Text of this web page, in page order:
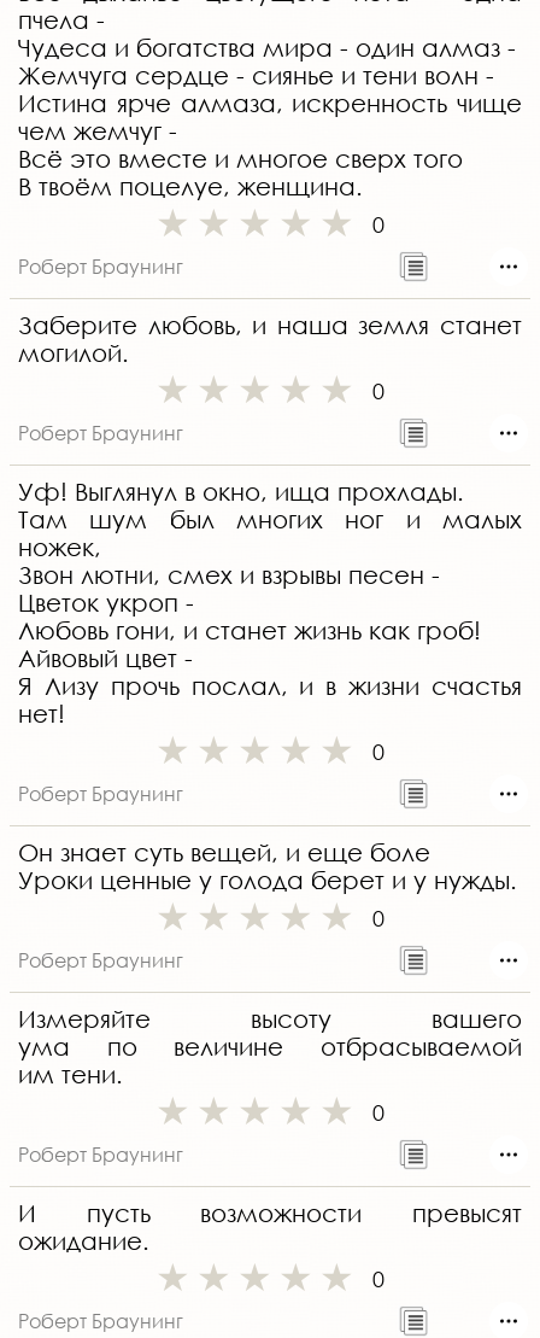
пчела -
Чудеса и богатства мира - один алмаз -
Жемчуга сердце - сиянье и тени волн -
Истина ярче алмаза, искренность чище
чем жемчуг -
Всё это вместе и многое сверх того
В твоём поцелуе, женщина.
0
Роберт Браунинг
Заберите любовь, и наша земля станет
могилой.
0
Роберт Браунинг
Уф! Выглянул в окно, ища прохлады.
Там шум был многих ног и малых
ножек,
Звон лютни, смех и взрывы песен -
Цветок укроп -
Любовь гони, и станет жизнь как гроб!
Айвовый цвет -
Я Лизу прочь послал, и в жизни счастья
нет!
0
Роберт Браунинг
Он знает суть вещей, и еще боле
Уроки ценные у голода берет и у нужды.
0
Роберт Браунинг
Измеряйте высоту вашего
ума по величине отбрасываемой
им тени.
0
Роберт Браунинг
И пусть возможности превысят
ожидание.
0
Роберт Браунинг